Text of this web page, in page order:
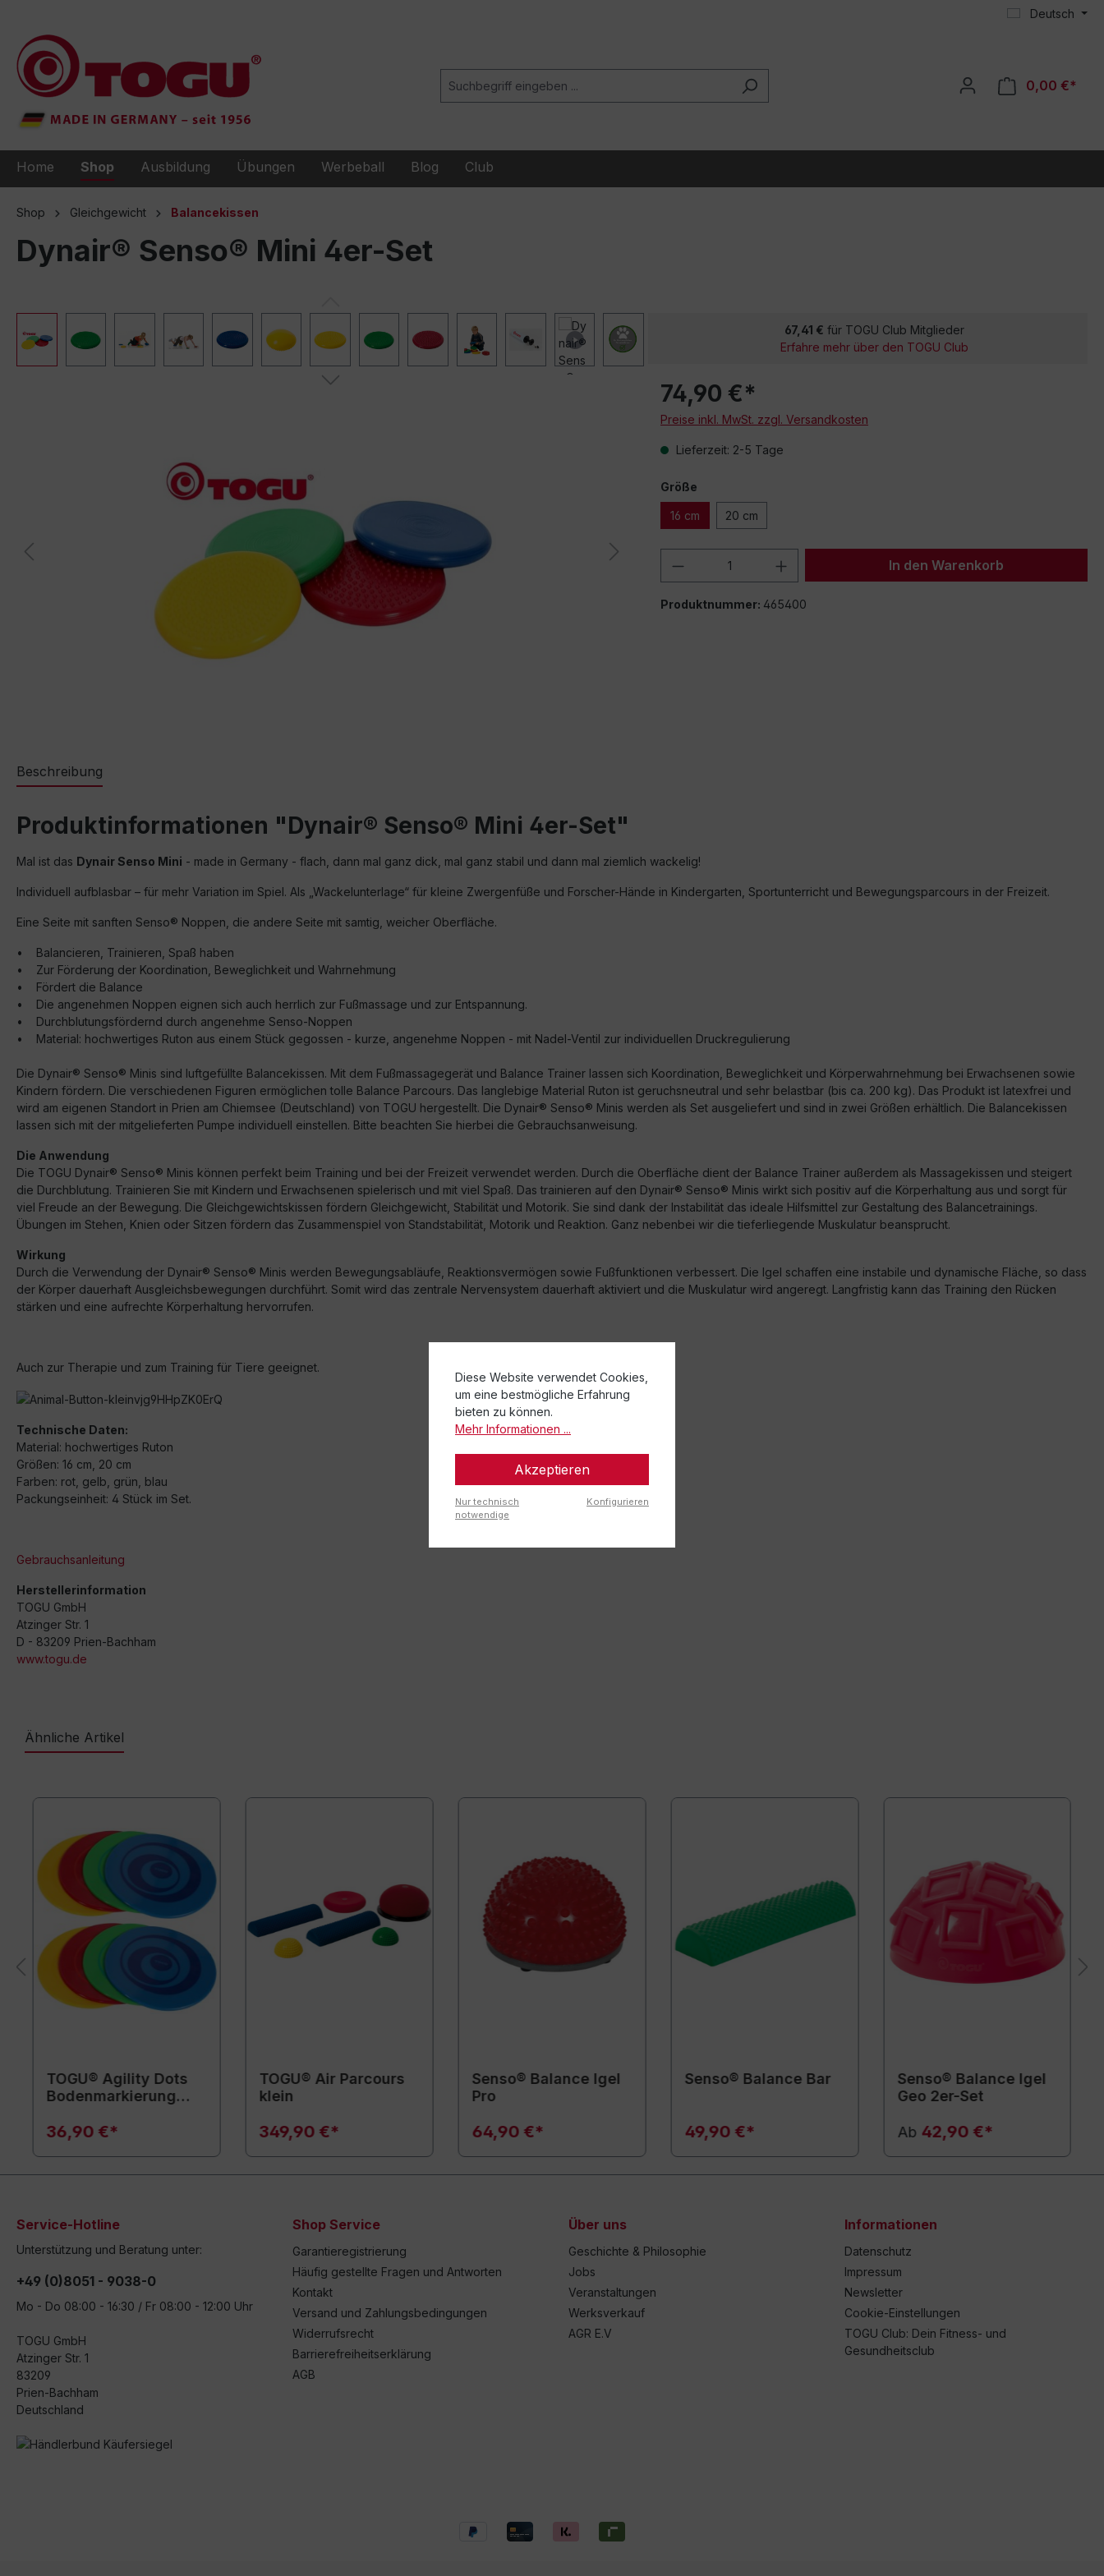
Deutsch
0,00 €*
Home Shop Ausbildung Übungen Werbeball Blog Club
Shop Gleichgewicht Balancekissen
Dynair® Senso® Mini 4er-Set
67,41 € für TOGU Club Mitglieder
Erfahre mehr über den TOGU Club
74,90 €*
Preise inkl. MwSt. zzgl. Versandkosten
Lieferzeit: 2-5 Tage
Größe
16 cm 20 cm
Produkt Anzahl: Gib den gewünschten Wert
In den Warenkorb
Produktnummer: 465400
Beschreibung
Produktinformationen "Dynair® Senso® Mini 4er-Set"
Mal ist das Dynair Senso Mini - made in Germany - flach, dann mal ganz dick, mal ganz stabil und dann mal ziemlich wackelig!
Individuell aufblasbar – für mehr Variation im Spiel. Als „Wackelunterlage“ für kleine Zwergenfüße und Forscher-Hände in Kindergarten, Sportunterricht und Bewegungsparcours in der Freizeit.
Eine Seite mit sanften Senso® Noppen, die andere Seite mit samtig, weicher Oberfläche.
• Balancieren, Trainieren, Spaß haben
• Zur Förderung der Koordination, Beweglichkeit und Wahrnehmung
• Fördert die Balance
• Die angenehmen Noppen eignen sich auch herrlich zur Fußmassage und zur Entspannung.
• Durchblutungsfördernd durch angenehme Senso-Noppen
• Material: hochwertiges Ruton aus einem Stück gegossen - kurze, angenehme Noppen - mit Nadel-Ventil zur individuellen Druckregulierung
Die Dynair® Senso® Minis sind luftgefüllte Balancekissen. Mit dem Fußmassagegerät und Balance Trainer lassen sich Koordination, Beweglichkeit und Körperwahrnehmung bei Erwachsenen sowie
Kindern fördern. Die verschiedenen Figuren ermöglichen tolle Balance Parcours. Das langlebige Material Ruton ist geruchsneutral und sehr belastbar (bis ca. 200 kg). Das Produkt ist latexfrei und
wird am eigenen Standort in Prien am Chiemsee (Deutschland) von TOGU hergestellt. Die Dynair® Senso® Minis werden als Set ausgeliefert und sind in zwei Größen erhältlich. Die Balancekissen
lassen sich mit der mitgelieferten Pumpe individuell einstellen. Bitte beachten Sie hierbei die Gebrauchsanweisung.
Die Anwendung
Die TOGU Dynair® Senso® Minis können perfekt beim Training und bei der Freizeit verwendet werden. Durch die Oberfläche dient der Balance Trainer außerdem als Massagekissen und steigert
die Durchblutung. Trainieren Sie mit Kindern und Erwachsenen spielerisch und mit viel Spaß. Das trainieren auf den Dynair® Senso® Minis wirkt sich positiv auf die Körperhaltung aus und sorgt für
viel Freude an der Bewegung. Die Gleichgewichtskissen fördern Gleichgewicht, Stabilität und Motorik. Sie sind dank der Instabilität das ideale Hilfsmittel zur Gestaltung des Balancetrainings.
Übungen im Stehen, Knien oder Sitzen fördern das Zusammenspiel von Standstabilität, Motorik und Reaktion. Ganz nebenbei wir die tieferliegende Muskulatur beansprucht.
Wirkung
Durch die Verwendung der Dynair® Senso® Minis werden Bewegungsabläufe, Reaktionsvermögen sowie Fußfunktionen verbessert. Die Igel schaffen eine instabile und dynamische Fläche, so dass
der Körper dauerhaft Ausgleichsbewegungen durchführt. Somit wird das zentrale Nervensystem dauerhaft aktiviert und die Muskulatur wird angeregt. Langfristig kann das Training den Rücken
stärken und eine aufrechte Körperhaltung hervorrufen.
Auch zur Therapie und zum Training für Tiere geeignet.
Technische Daten:
Material: hochwertiges Ruton
Größen: 16 cm, 20 cm
Farben: rot, gelb, grün, blau
Packungseinheit: 4 Stück im Set.
Gebrauchsanleitung
Herstellerinformation
TOGU GmbH
Atzinger Str. 1
D - 83209 Prien-Bachham
www.togu.de
Ähnliche Artikel
TOGU® Agility Dots
Bodenmarkierung
36,90 €*
TOGU® Air Parcours
klein
349,90 €*
Senso® Balance Igel
Pro
64,90 €*
Senso® Balance Bar
49,90 €*
Senso® Balance Igel
Geo 2er-Set
Ab 42,90 €*
Service-Hotline
Unterstützung und Beratung unter:
+49 (0)8051 - 9038-0
Mo - Do 08:00 - 16:30 / Fr 08:00 - 12:00 Uhr
TOGU GmbH
Atzinger Str. 1
83209
Prien-Bachham
Deutschland
Shop Service
Garantieregistrierung
Häufig gestellte Fragen und Antworten
Kontakt
Versand und Zahlungsbedingungen
Widerrufsrecht
Barrierefreiheitserklärung
AGB
Über uns
Geschichte & Philosophie
Jobs
Veranstaltungen
Werksverkauf
AGR E.V
Informationen
Datenschutz
Impressum
Newsletter
Cookie-Einstellungen
TOGU Club: Dein Fitness- und
Gesundheitsclub
Diese Website verwendet Cookies,
um eine bestmögliche Erfahrung
bieten zu können.
Mehr Informationen ...
Akzeptieren
Nur technisch
notwendige
Konfigurieren